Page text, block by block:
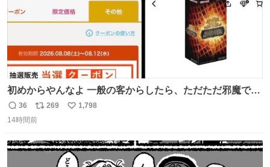
初めからやんなよ 一般の客からしたら、ただただ邪魔でし
かないのよ
返
信
36
リ
ポ
ト
269
い
数
1,798
14時間前